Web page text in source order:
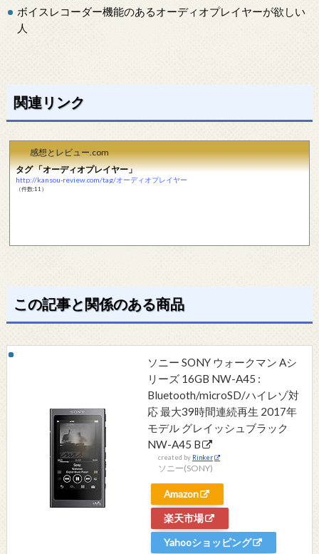
ボイスレコーダー機能のあるオーディオプレイヤーが欲しい
人
関連リンク
感想とレビュー.com
タグ 「オーディオプレイヤー」
http://kansou-review.com/tag/オーディオプレイヤー
（件数:11）
この記事と関係のある商品
ソニー SONY ウォークマン Aシ
リーズ 16GB NW-A45 :
Bluetooth/microSD/ハイレゾ対
応 最大39時間連続再生 2017年
モデル グレイッシュブラック
NW-A45 B
created by Rinker
ソニー(SONY)
Amazon
楽天市場
Yahooショッピング